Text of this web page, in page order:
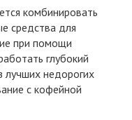
комбинировать
средства для
при помощи
глубокий
лучших недорогих
с кофейной